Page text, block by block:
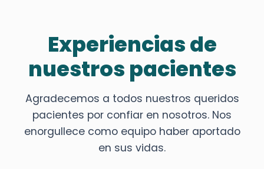
Experiencias de
nuestros pacientes
Agradecemos a todos nuestros queridos
pacientes por confiar en nosotros. Nos
enorgullece como equipo haber aportado
en sus vidas.